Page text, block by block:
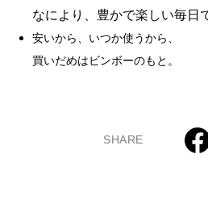
なにより、豊かで楽しい毎日
安いから、いつか使うから、
買いだめはビンボーのもと。
SHARE